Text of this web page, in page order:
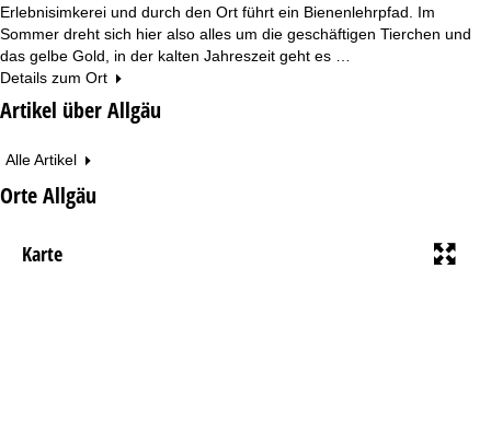
Erlebnisimkerei und durch den Ort führt ein Bienenlehrpfad. Im
Sommer dreht sich hier also alles um die geschäftigen Tierchen und
das gelbe Gold, in der kalten Jahreszeit geht es …
Details zum Ort
Artikel über Allgäu
Alle Artikel
Orte Allgäu
Karte